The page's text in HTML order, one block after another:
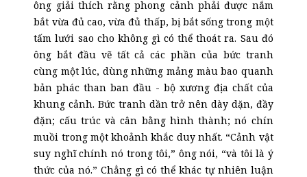
ông giải thích rằng phong cảnh phải được nắm
bắt vừa đủ cao, vừa đủ thấp, bị bắt sống trong một
tấm lưới sao cho không gì có thể thoát ra. Sau đó
ông bắt đầu vẽ tất cả các phần của bức tranh
cùng một lúc, dùng những mảng màu bao quanh
bản phác than ban đầu - bộ xương địa chất của
khung cảnh. Bức tranh dần trở nên dày dặn, đầy
đặn; cấu trúc và cân bằng hình thành; nó chín
muồi trong một khoảnh khắc duy nhất. “Cảnh vật
suy nghĩ chính nó trong tôi,” ông nói, “và tôi là ý
thức của nó.” Chẳng gì có thể khác tự nhiên luận